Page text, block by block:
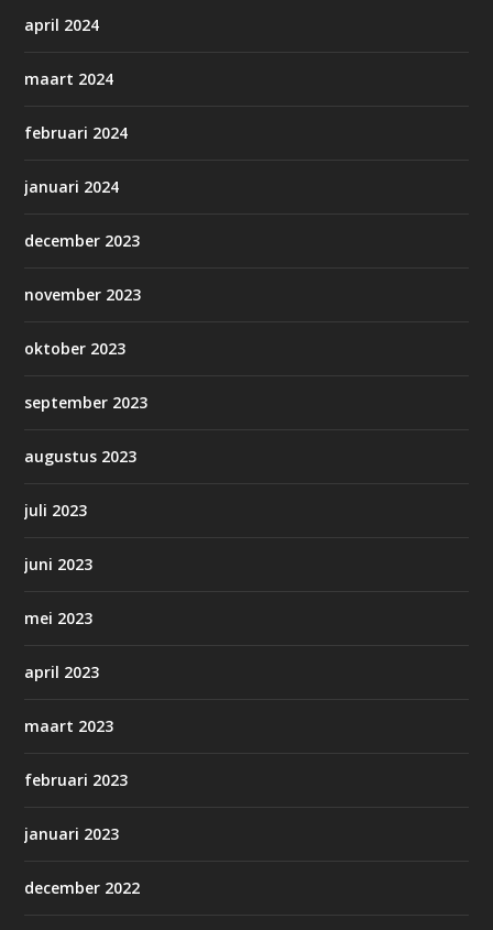
april 2024
maart 2024
februari 2024
januari 2024
december 2023
november 2023
oktober 2023
september 2023
augustus 2023
juli 2023
juni 2023
mei 2023
april 2023
maart 2023
februari 2023
januari 2023
december 2022